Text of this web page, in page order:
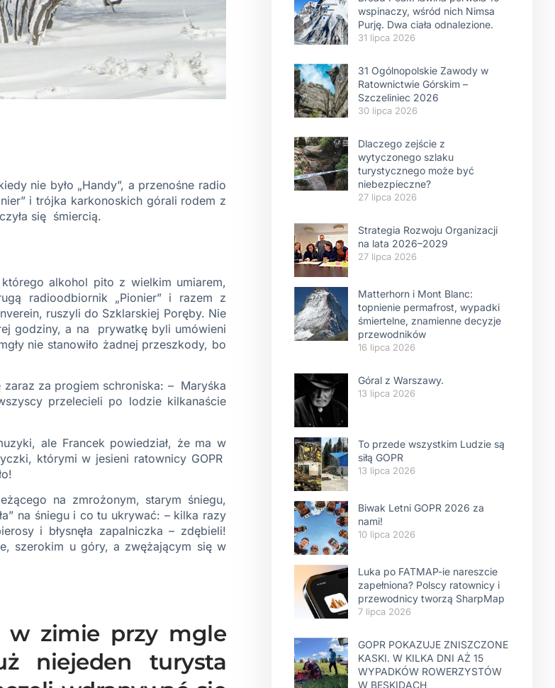
nie było „Handy”, a przenośne radio
i trójka karkonoskich górali rodem z
się śmiercią.
alkohol pito z wielkim umiarem,
radioodbiornik „Pionier” i razem z
ruszyli do Szklarskiej Poręby. Nie
godziny, a na prywatkę byli umówieni
nie stanowiło żadnej przeszkody, bo
zaraz za progiem schroniska: – Maryśka
przelecieli po lodzie kilkanaście
ale Francek powiedział, że ma w
którymi w jesieni ratownicy GOPR
na zmrożonym, starym śniegu,
na śniegu i co tu ukrywać: – kilka razy
i błysnęła zapalniczka – zdębieli!
szerokim u góry, a zwężającym się w
w zimie przy mgle
niejeden turysta
wspinaczy, wśród nich Nimsa
Purję. Dwa ciała odnalezione.
31 lipca 2026
31 Ogólnopolskie Zawody w
Ratownictwie Górskim –
Szczeliniec 2026
30 lipca 2026
Dlaczego zejście z
wytyczonego szlaku
turystycznego może być
niebezpieczne?
27 lipca 2026
Strategia Rozwoju Organizacji
na lata 2026–2029
27 lipca 2026
Matterhorn i Mont Blanc:
topnienie permafrost, wypadki
śmiertelne, znamienne decyzje
przewodników
16 lipca 2026
Góral z Warszawy.
13 lipca 2026
To przede wszystkim Ludzie są
siłą GOPR
13 lipca 2026
Biwak Letni GOPR 2026 za
nami!
10 lipca 2026
Luka po FATMAP-ie nareszcie
zapełniona? Polscy ratownicy i
przewodnicy tworzą SharpMap
7 lipca 2026
GOPR POKAZUJE ZNISZCZONE
KASKI. W KILKA DNI AŻ 15
WYPADKÓW ROWERZYSTÓW
W BESKIDACH